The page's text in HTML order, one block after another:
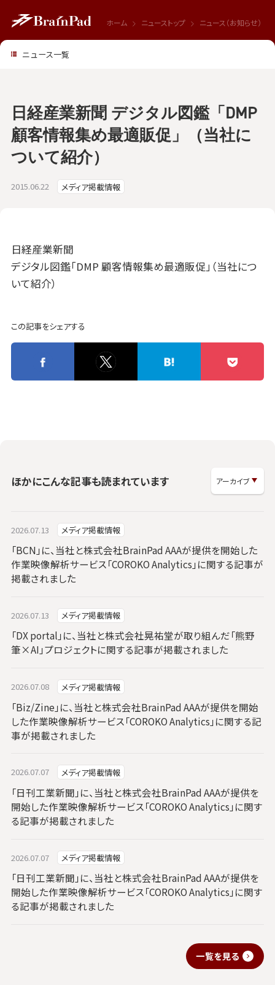
ホーム ニューストップ ニュース（お知らせ）
2015.06.22 メディア掲載情報
日経産業新聞 デジタル図鑑「DMP
顧客情報集め最適販促」（当社に
ついて紹介）
日経産業新聞
デジタル図鑑「DMP 顧客情報集め最適販促」（当社につ
いて紹介）
この記事をシェアする
ほかにこんな記事も読まれています
2026.07.13 メディア掲載情報
「BCN」に、当社と株式会社BrainPad AAAが提供を開始した
作業映像解析サービス「COROKO Analytics」に関する記事が
掲載されました
2026.07.13 メディア掲載情報
「DX portal」に、当社と株式会社晃祐堂が取り組んだ「熊野
筆×AI」プロジェクトに関する記事が掲載されました
2026.07.08 メディア掲載情報
「Biz/Zine」に、当社と株式会社BrainPad AAAが提供を開始
した作業映像解析サービス「COROKO Analytics」に関する記
事が掲載されました
2026.07.07 メディア掲載情報
「日刊工業新聞」に、当社と株式会社BrainPad AAAが提供を
開始した作業映像解析サービス「COROKO Analytics」に関す
る記事が掲載されました
2026.07.07 メディア掲載情報
「日刊工業新聞」に、当社と株式会社BrainPad AAAが提供を
開始した作業映像解析サービス「COROKO Analytics」に関す
る記事が掲載されました
一覧を見る
ニュース一覧